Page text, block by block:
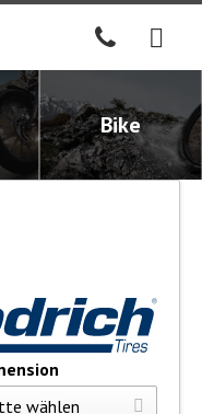
Bike